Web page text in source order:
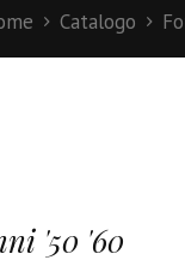
Catalogo
'50 '60